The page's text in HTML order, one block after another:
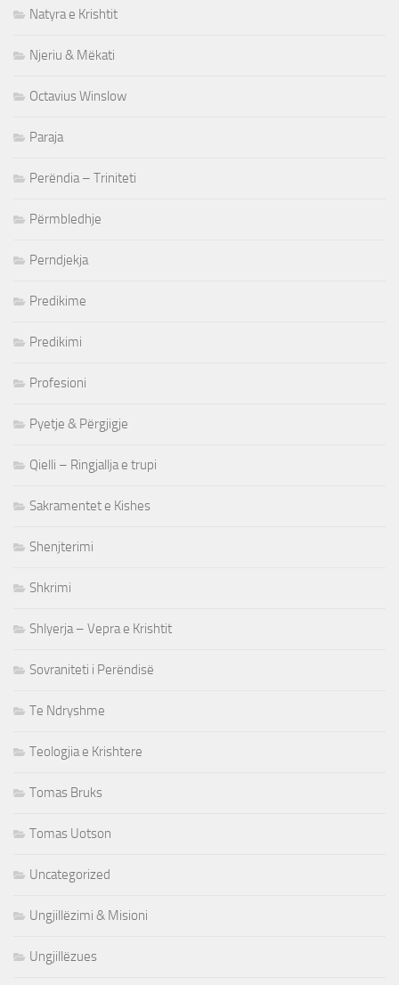
Natyra e Krishtit
Njeriu & Mëkati
Octavius Winslow
Paraja
Perëndia – Triniteti
Përmbledhje
Perndjekja
Predikime
Predikimi
Profesioni
Pyetje & Përgjigje
Qielli – Ringjallja e trupi
Sakramentet e Kishes
Shenjterimi
Shkrimi
Shlyerja – Vepra e Krishtit
Sovraniteti i Perëndisë
Te Ndryshme
Teologjia e Krishtere
Tomas Bruks
Tomas Uotson
Uncategorized
Ungjillëzimi & Misioni
Ungjillëzues